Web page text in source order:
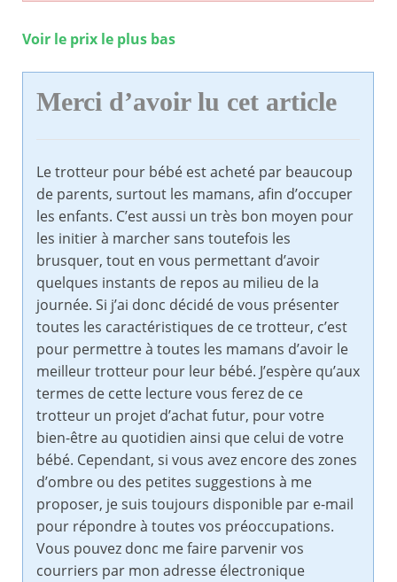
Voir le prix le plus bas
Merci d’avoir lu cet article
Le trotteur pour bébé est acheté par beaucoup
de parents, surtout les mamans, afin d’occuper
les enfants. C’est aussi un très bon moyen pour
les initier à marcher sans toutefois les
brusquer, tout en vous permettant d’avoir
quelques instants de repos au milieu de la
journée. Si j’ai donc décidé de vous présenter
toutes les caractéristiques de ce trotteur, c’est
pour permettre à toutes les mamans d’avoir le
meilleur trotteur pour leur bébé. J’espère qu’aux
termes de cette lecture vous ferez de ce
trotteur un projet d’achat futur, pour votre
bien-être au quotidien ainsi que celui de votre
bébé. Cependant, si vous avez encore des zones
d’ombre ou des petites suggestions à me
proposer, je suis toujours disponible par e-mail
pour répondre à toutes vos préoccupations.
Vous pouvez donc me faire parvenir vos
courriers par mon adresse électronique